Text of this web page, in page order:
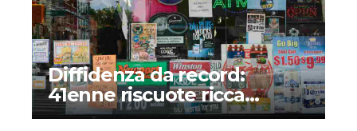
Diffidenza da record:
41enne riscuote ricca
vincita alla lotteria dopo